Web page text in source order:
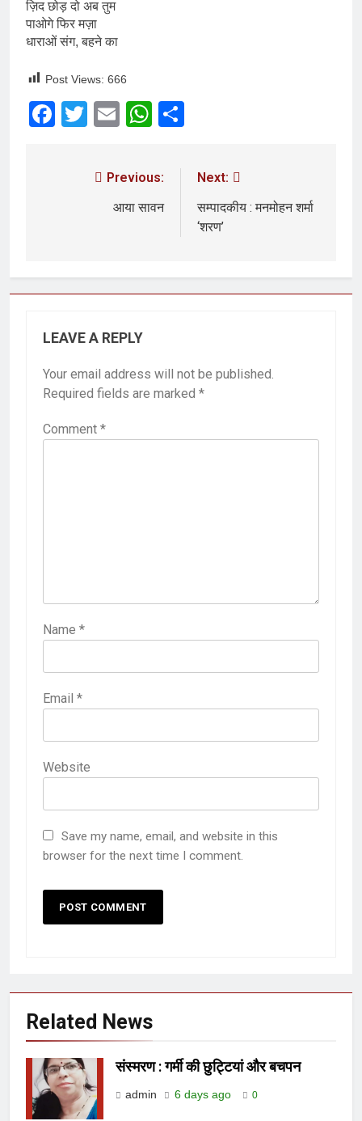
ज़िद छोड़ दो अब तुम
पाओगे फिर मज़ा
धाराओं संग, बहने का
Post Views: 666
Facebook
Twitter
EmailWhatsApp
Previous:
आया सावन
Next:
सम्पादकीय : मनमोहन शर्मा
‘शरण’
LEAVE A REPLY
Your email address will not be published.
Required fields are marked *
Comment *
Name *
Email *
Website
Save my name, email, and website in this
browser for the next time I comment.
Related News
संस्मरण : गर्मी की छुट्टियां और बचपन
admin 6 days ago 0